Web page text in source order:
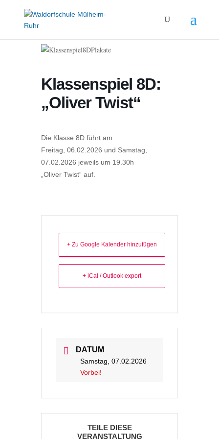
Klassenspiel 8D:
„Oliver Twist“
Die Klasse 8D führt am
Freitag, 06.02.2026 und Samstag,
07.02.2026 jeweils um 19.30h
„Oliver Twist“ auf.
+ Zu Google Kalender hinzufügen
+ iCal / Outlook export
DATUM
Samstag, 07.02.2026
Vorbei!
TEILE DIESE
VERANSTALTUNG